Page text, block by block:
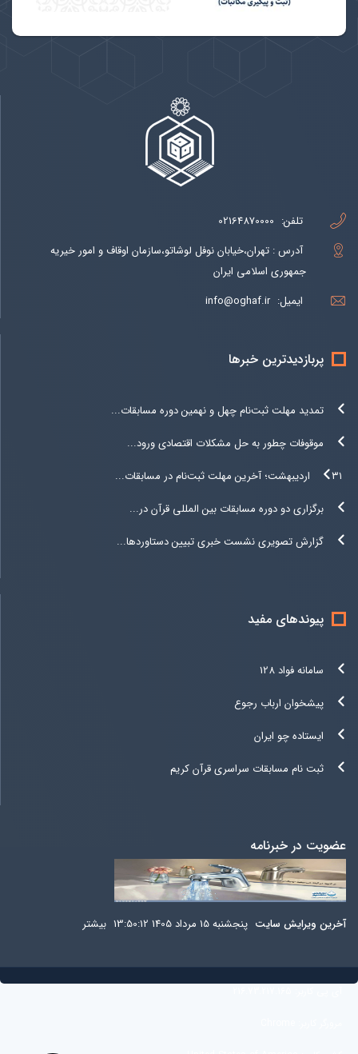
تلفن: 02164870000
آدرس : تهران،خیابان نوفل لوشاتو،سازمان اوقاف و امور خیریه
جمهوری اسلامی ایران
ایمیل: info@oghaf.ir
پربازدیدترین خبرها
تمدید مهلت ثبت‌نام چهل و نهمین دوره مسابقات...
موقوفات چطور به حل مشکلات اقتصادی ورود...
۳۱ اردیبهشت؛ آخرین مهلت ثبت‌نام در مسابقات...
برگزاری دو دوره مسابقات بین المللی قرآن در...
گزارش تصویری نشست خبری تبیین دستاوردها...
پیوندهای مفید
سامانه فواد 128
پیشخوان ارباب رجوع
ایستاده چو ایران
ثبت نام مسابقات سراسری قرآن کریم
عضویت در خبرنامه
آخرين ويرايش سایت پنجشنبه 15 مرداد 1405 13:50:12 بيشتر